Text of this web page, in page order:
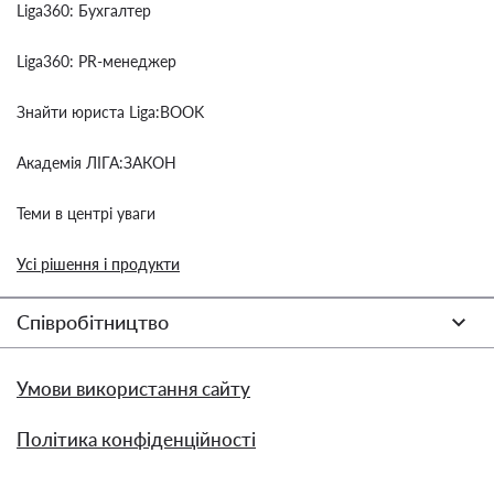
Liga360: Бухгалтер
Liga360: PR-менеджер
Знайти юриста Liga:BOOK
Академія ЛІГА:ЗАКОН
Теми в центрі уваги
Усі рішення і продукти
Співробітництво
Умови використання сайту
Політика конфіденційності